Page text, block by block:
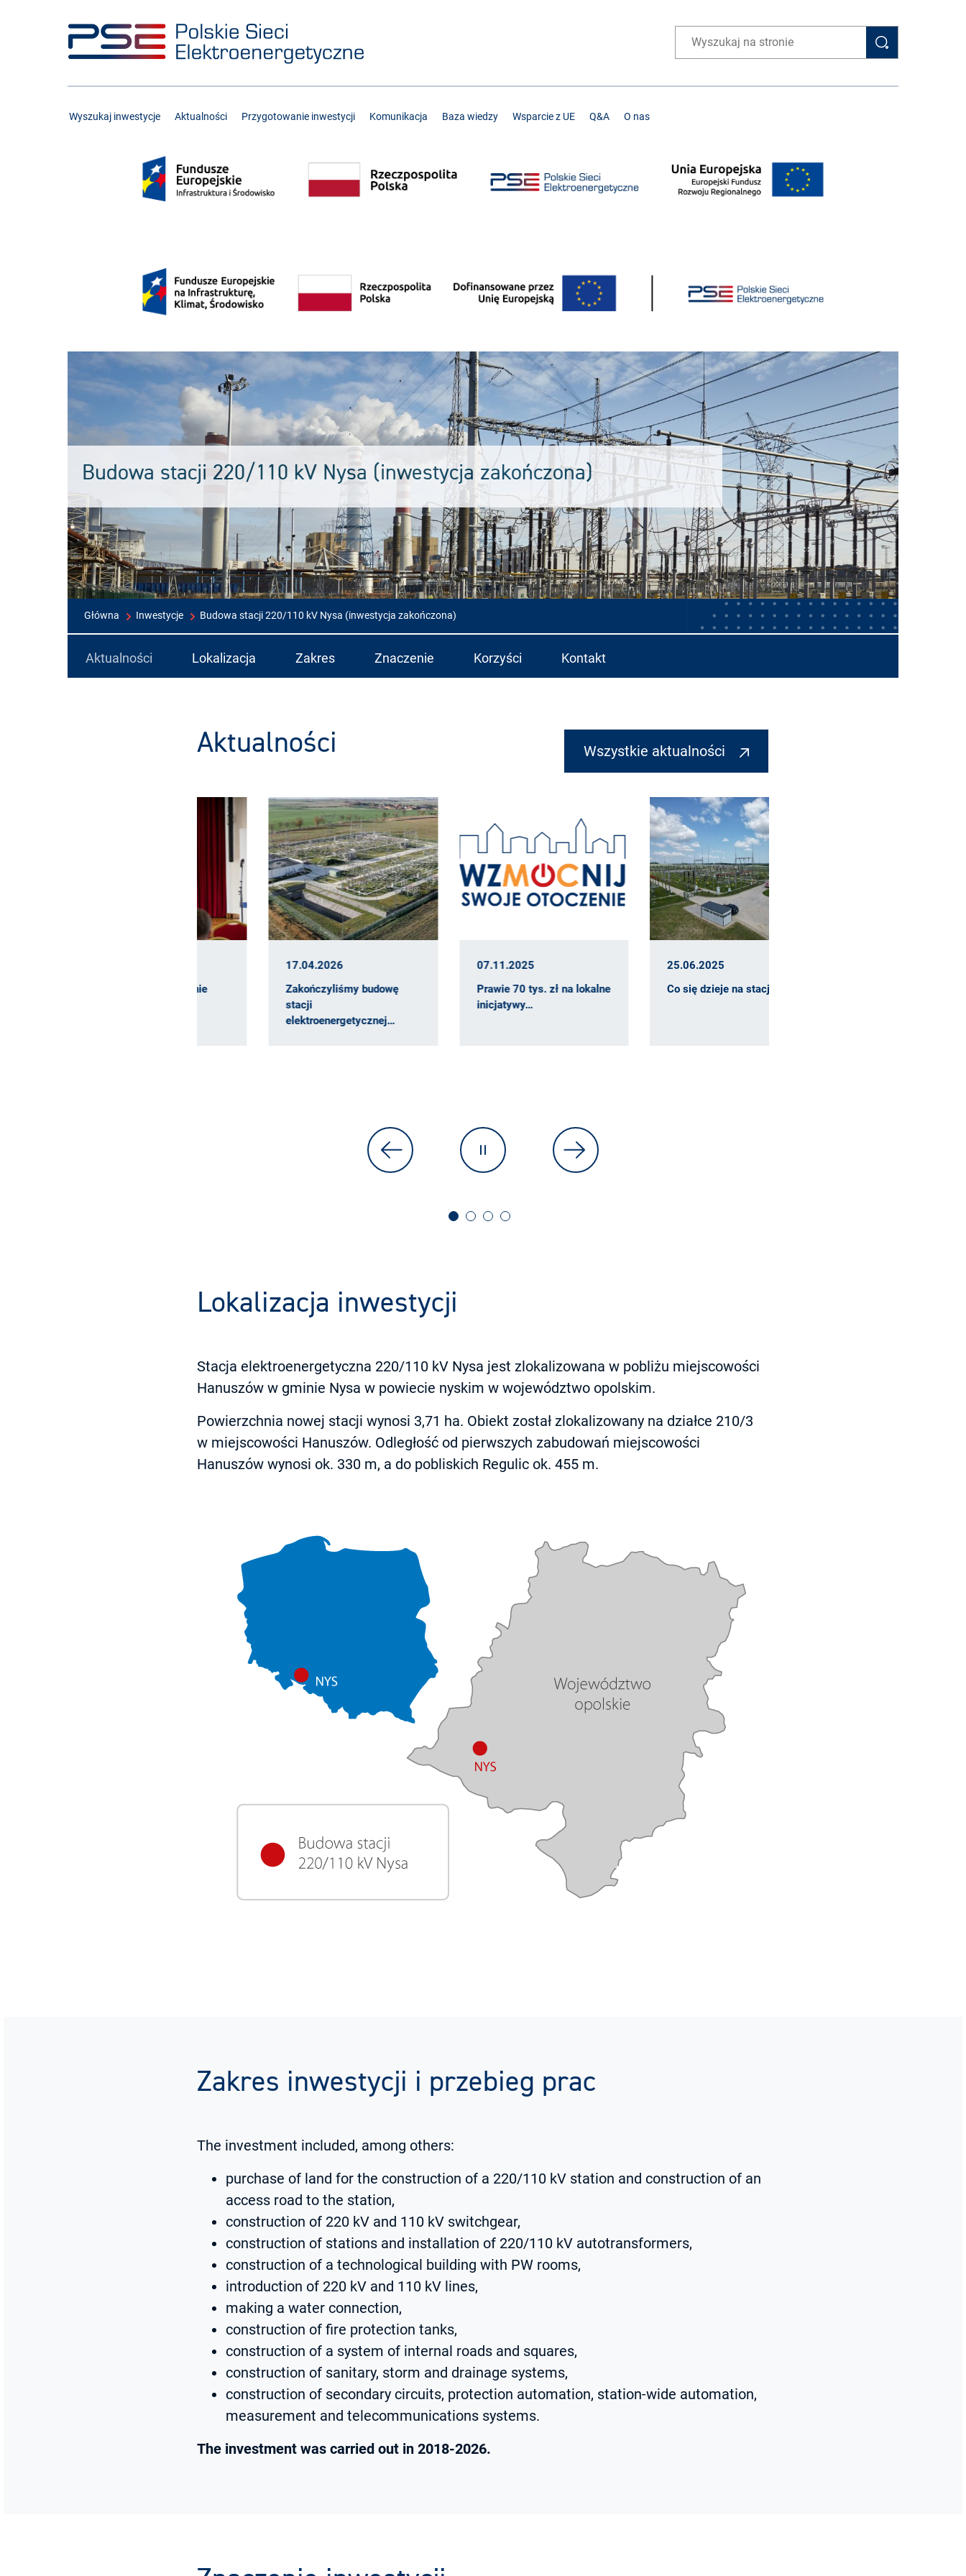
Wpisz wyszukiwaną frazę
Wyszukaj inwestycje Aktualności Przygotowanie inwestycji Komunikacja Baza wiedzy Wsparcie z UE Q&A O nas
Budowa stacji 220/110 kV Nysa (inwestycja zakończona)
Główna Inwestycje Budowa stacji 220/110 kV Nysa (inwestycja zakończona)
Aktualności Lokalizacja Zakres Znaczenie Korzyści Kontakt
Aktualności Wszystkie aktualności
Zakończyliśmy budowę
elektroenergetycznej…
Prawie 70 tys. zł na lokalne
Co się dzieje na stacji Nysa
Lokalizacja inwestycji
Stacja elektroenergetyczna 220/110 kV Nysa jest zlokalizowana w pobliżu miejscowości
Hanuszów w gminie Nysa w powiecie nyskim w województwo opolskim.
Powierzchnia nowej stacji wynosi 3,71 ha. Obiekt został zlokalizowany na działce 210/3
w miejscowości Hanuszów. Odległość od pierwszych zabudowań miejscowości
Hanuszów wynosi ok. 330 m, a do pobliskich Regulic ok. 455 m.
Zakres inwestycji i przebieg prac
The investment included, among others:
purchase of land for the construction of a 220/110 kV station and construction of an
access road to the station,
construction of 220 kV and 110 kV switchgear,
construction of stations and installation of 220/110 kV autotransformers,
construction of a technological building with PW rooms,
introduction of 220 kV and 110 kV lines,
making a water connection,
construction of fire protection tanks,
construction of a system of internal roads and squares,
construction of sanitary, storm and drainage systems,
construction of secondary circuits, protection automation, station-wide automation,
measurement and telecommunications systems.
The investment was carried out in 2018-2026.